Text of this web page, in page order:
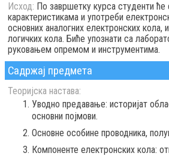
Исход: По завршетку курса студенти
карактеристикама и употреби
основних аналогних електронских кола,
логичких кола. Биће упознати са
руковањем опремом и инструментима.
Садржај предмета
Теоријска настава:
Уводно предавање: историјат
основни појмови.
Основне особине проводника,
Компоненте електронских кола: